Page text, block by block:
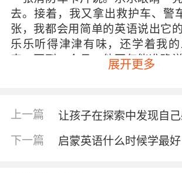
去。接着，我又拿出救护车、
张，我都会用简单的英语说出它
乐乐听得津津有味，还学着我
来。不到一个月，他不仅能准确
英文名称，还会主动问：“老师，
了孩子。当英语成为他探索兴趣
内在的动力就被激发了。他不是在
是在“用英语”满足自己的好奇心
学习，效率是惊人的。创造家庭
展开更多
上一篇 让孩子在探索中发现自
下一篇 启蒙英语什么时候学最好